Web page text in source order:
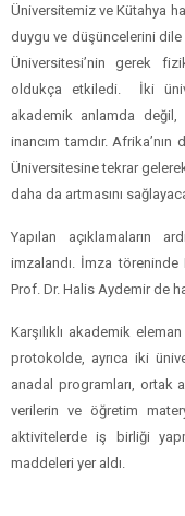
Üniversitemiz ve Kütahya
duygu ve düşüncelerini dile
Üniversitesi’nin gerek
oldukça etkiledi. İki
akademik anlamda değil,
inancım tamdır.
Üniversitesine tekrar
daha da artmasını
Yapılan açıklamaların
imzalandı. İmza töreninde
Prof. Dr. Halis Aydemir de
Karşılıklı akademik
protokolde, ayrıca iki
anadal programları, ortak
verilerin ve öğretim
aktivitelerde iş birliği
maddeleri yer aldı.